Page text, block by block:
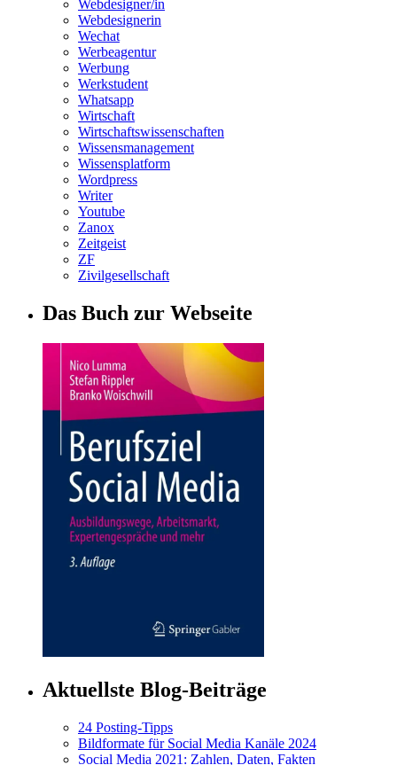
Webdesigner/in
Webdesignerin
Wechat
Werbeagentur
Werbung
Werkstudent
Whatsapp
Wirtschaft
Wirtschaftswissenschaften
Wissensmanagement
Wissensplatform
Wordpress
Writer
Youtube
Zanox
Zeitgeist
ZF
Zivilgesellschaft
Das Buch zur Webseite
Aktuellste Blog-Beiträge
24 Posting-Tipps
Bildformate für Social Media Kanäle 2024
Social Media 2021: Zahlen, Daten, Fakten